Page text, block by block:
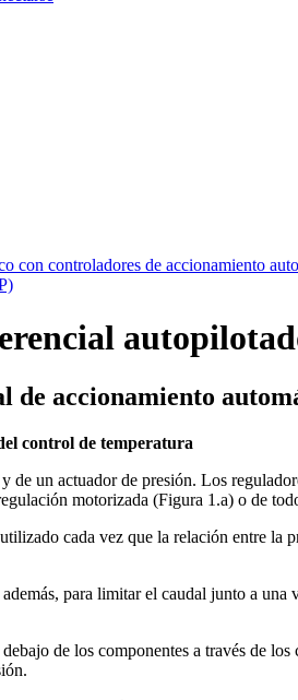
con controladores de accionamiento
de accionamiento
control de temperatura
un actuador de presión. Los
motorizada (Figura 1.a) o de
cada vez que la relación entre
para limitar el caudal junto a una
de los componentes a través de